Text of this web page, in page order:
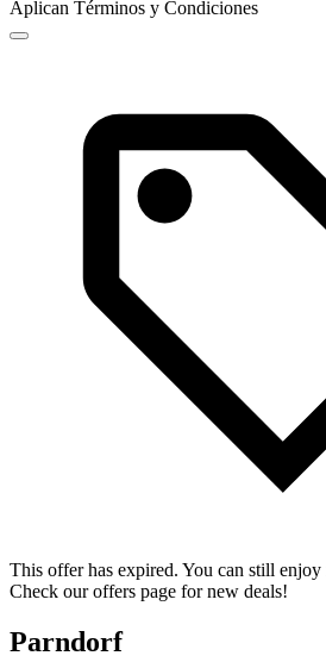
Aplican Términos y Condiciones
This offer has expired. You can still
Check our offers page for new deals!
Parndorf